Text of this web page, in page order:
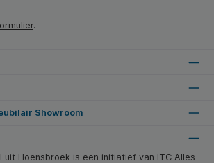
.
Showroom
uit Hoensbroek is een initiatief van ITC Alles